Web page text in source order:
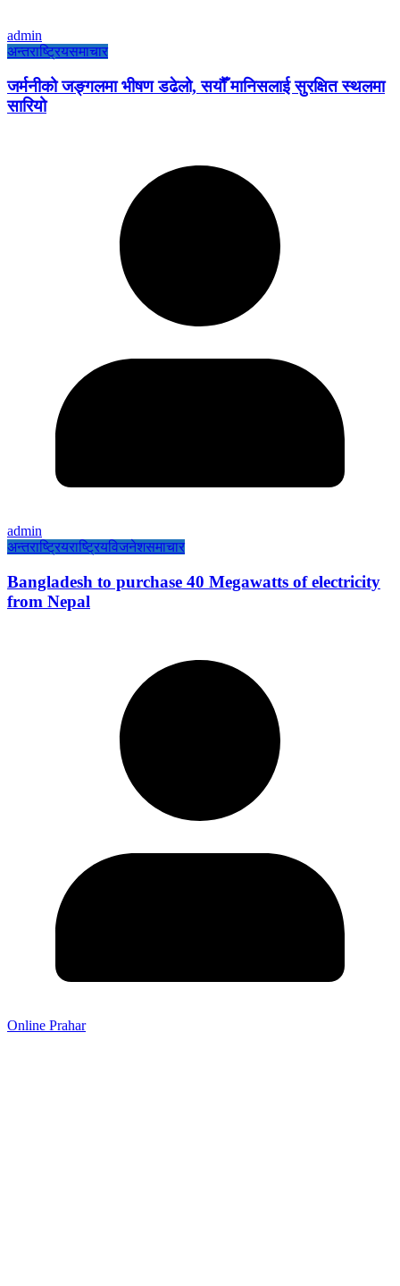
admin
अन्तराष्ट्रियसमाचार
जर्मनीको जङ्गलमा भीषण डढेलो, सयौँ मानिसलाई सुरक्षित स्थलमा
सारियो
admin
अन्तराष्ट्रियराष्ट्रियविजनेशसमाचार
Bangladesh to purchase 40 Megawatts of electricity
from Nepal
Online Prahar